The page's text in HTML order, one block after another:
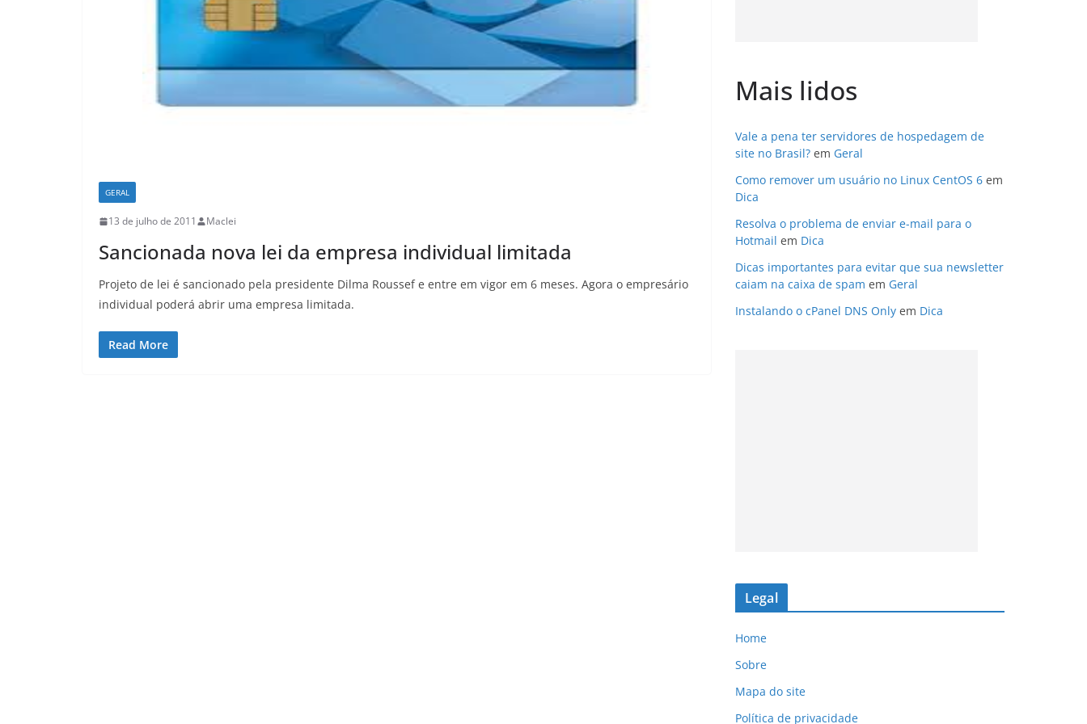
GERAL
13 de julho de 2011 Maclei
Sancionada nova lei da empresa individual limitada
Projeto de lei é sancionado pela presidente Dilma Roussef e entre em vigor em 6 meses. Agora o empresário
individual poderá abrir uma empresa limitada.
Read More
Mais lidos
Vale a pena ter servidores de hospedagem de
site no Brasil? em Geral
Como remover um usuário no Linux CentOS 6 em
Dica
Resolva o problema de enviar e-mail para o
Hotmail em Dica
Dicas importantes para evitar que sua newsletter
caiam na caixa de spam em Geral
Instalando o cPanel DNS Only em Dica
Legal
Home
Sobre
Mapa do site
Política de privacidade